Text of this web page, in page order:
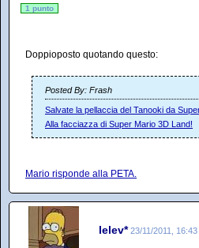
1 punto
Doppioposto quotando questo:
Posted By: Frash
Salvate la pellaccia del Tanooki da
Alla facciazza di Super Mario 3D Land!
Mario risponde alla PETA.
lelev* 23/11/2011, 16:43